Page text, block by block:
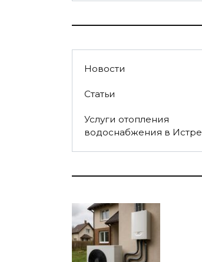
Новости
Статьи
Услуги отопления
водоснабжения в Истре